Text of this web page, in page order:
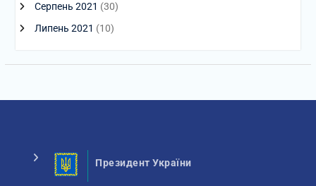
Серпень 2021 (30)
Липень 2021 (10)
Президент України